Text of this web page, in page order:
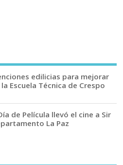
edilicias para mejorar
Escuela Técnica de Crespo
de Película llevó el cine a Sir
La Paz